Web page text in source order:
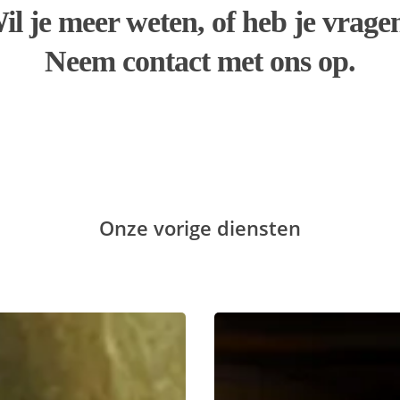
je meer weten, of heb je
Neem contact met ons op.
Onze vorige diensten